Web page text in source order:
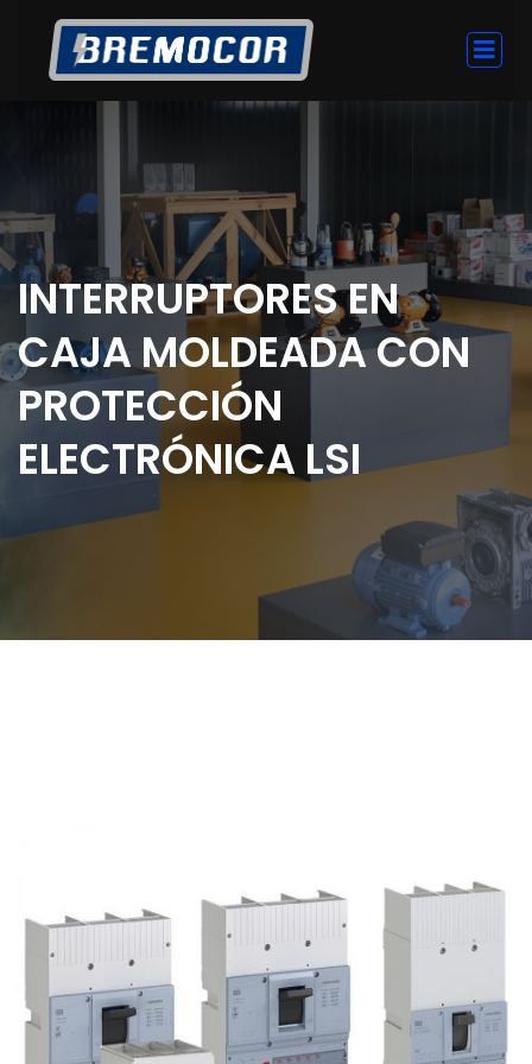
INTERRUPTORES EN
CAJA MOLDEADA CON
PROTECCIÓN
ELECTRÓNICA LSI